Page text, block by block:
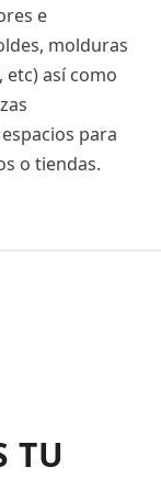
e
molduras
así como
para
o tiendas.
TU